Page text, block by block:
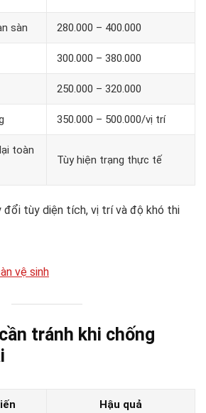
sàn 280.000 – 400.000
300.000 – 380.000
250.000 – 320.000
350.000 – 500.000/vị trí
toàn
Tùy hiện trạng thực tế
đổi tùy diện tích, vị trí và độ khó thi
tránh khi chống
Hậu quả